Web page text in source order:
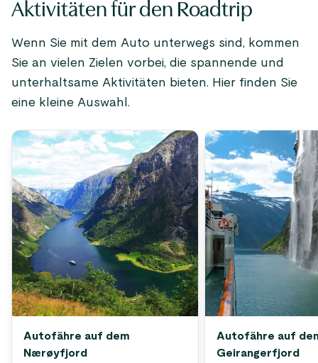
.
Aktivitäten für den Roadtrip
Wenn Sie mit dem Auto unterwegs sind, kommen
Sie an vielen Zielen vorbei, die spannende und
unterhaltsame Aktivitäten bieten. Hier finden Sie
eine kleine Auswahl.
Autofähre auf dem
Nærøyfjord
Autofähre auf
Geirangerfjord